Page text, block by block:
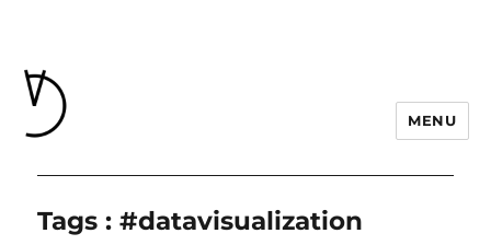
MENU
Tags : #datavisualization